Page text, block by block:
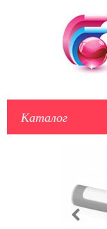
Каталог